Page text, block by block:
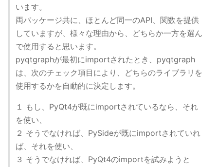
います。
両パッケージ共に、ほとんど同一のAPI、関数を提供
していますが、様々な理由から、どちらか一方を選ん
で使用すると思います。
pyqtgraphが最初にimportされたとき、pyqtgraph
は、次のチェック項目により、どちらのライブラリを
使用するかを自動的に決定します。
１ もし、PyQt4が既にimportされているなら、それ
を使い、
２ そうでなければ、PySideが既にimportされていれ
ば、それを使い、
３ そうでなければ、PyQt4のimportを試みようと